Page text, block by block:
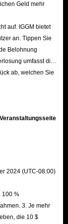
betrifft, hängen die
anderer Spieler
einen stabilen und
zu kaufen.
von
Monarch sind
verfügt
mehrere
Darüber
Ihre Wartezeit
Spielverlauf
Geld mehr
auf. IGGM bietet
an. Tippen Sie
Belohnung
umfasst die
ab, welchen Sie
2024 (UTC-08:00)
100 %
3. Je mehr
die 10 $